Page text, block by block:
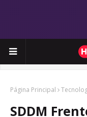
Página Principal
SDDM